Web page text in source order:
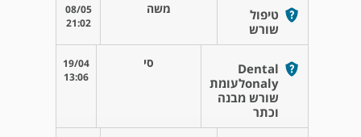
טיפול
שורש
משה
08/05
21:02
Dental
onalyלעומת
שורש מבנה
וכתר
סי
19/04
13:06